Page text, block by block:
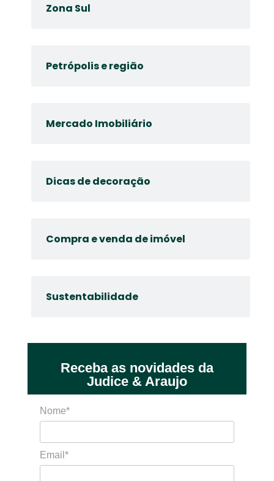
Zona Sul
Petrópolis e região
Mercado Imobiliário
Dicas de decoração
Compra e venda de imóvel
Sustentabilidade
Receba as novidades da
Judice & Araujo
Nome*
Email*